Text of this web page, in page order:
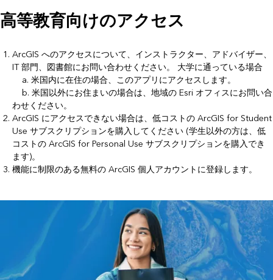
高等教育向けのアクセス
ArcGIS へのアクセスについて、インストラクター、アドバイザー、
IT 部門、図書館にお問い合わせください。 大学に通っている場合
a. 米国内に在住の場合、 このアプリにアクセスします。
b. 米国以外にお住まいの場合は、 地域の Esri オフィスにお問い合
わせください。
ArcGIS にアクセスできない場合は、低コストのArcGIS for Student
Use サブスクリプションを購入してください (学生以外の方は、低
コストのArcGIS for Personal Use サブスクリプションを購入でき
ます)。
機能に制限のある無料のArcGIS 個人アカウントに登録します。